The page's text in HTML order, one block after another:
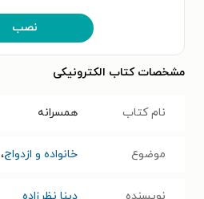
نصب
مشخصات کتاب الکترونیکی
نام کتاب همسرانه
موضوع خانواده و ازدواج،